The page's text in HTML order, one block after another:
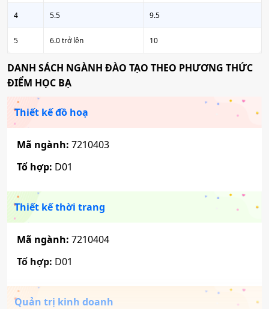
4 5.5 9.5
5 6.0 trở lên 10
DANH SÁCH NGÀNH ĐÀO TẠO THEO PHƯƠNG THỨC
ĐIỂM HỌC BẠ
Thiết kế đồ hoạ
Mã ngành: 7210403
Tổ hợp: D01
Thiết kế thời trang
Mã ngành: 7210404
Tổ hợp: D01
Quản trị kinh doanh